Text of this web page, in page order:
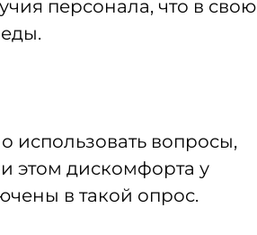
персонала, что в свою
использовать вопросы,
этом дискомфорта у
в такой опрос.